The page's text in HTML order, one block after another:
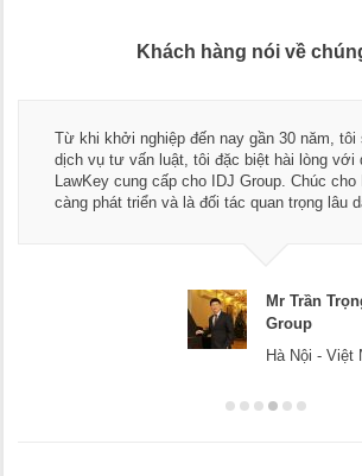
Khách hàng nói về
Thay mặt Công ty Dương Cafe, tôi xin
ngũ luật sư, kế toán của LawKey. Thực
dụng dịch vụ tư vấn pháp luật và kế toán
Chúc các bạn phát triển hơn, phục vụ tốt
Mr Dương
Hà Nội